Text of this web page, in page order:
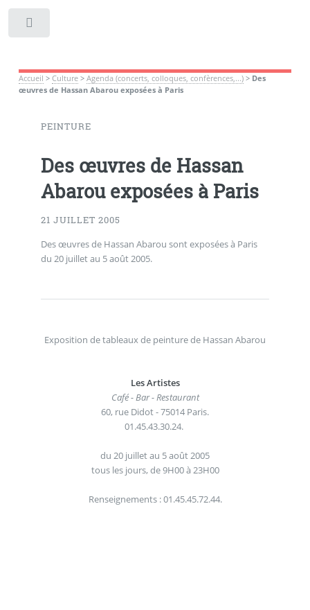
Accueil > Culture> Agenda (concerts, colloques, confèrences,...)> Des
œuvres de Hassan Abarou exposées à Paris
PEINTURE
Des œuvres de Hassan
Abarou exposées à Paris
21 JUILLET 2005
Des œuvres de Hassan Abarou sont exposées à Paris
du 20 juillet au 5 août 2005.
Exposition de tableaux de peinture de Hassan Abarou
Les Artistes
Café - Bar - Restaurant
60, rue Didot - 75014 Paris.
01.45.43.30.24.
du 20 juillet au 5 août 2005
tous les jours, de 9H00 à 23H00
Renseignements : 01.45.45.72.44.